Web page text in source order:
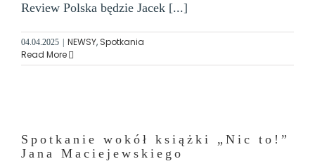
Review Polska będzie Jacek [...]
04.04.2025 NEWSY, Spotkania
Read More
Spotkanie wokół książki „Nic to!”
Jana Maciejewskiego